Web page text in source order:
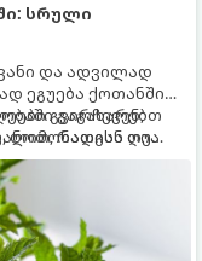
სრული
და ადვილად
ეგუება ქოთანში
გვირჩევენ,
რადგან ღია
ძალიან
ავიწროებს.
გაგახარებთ
ლიმონათისა თუ